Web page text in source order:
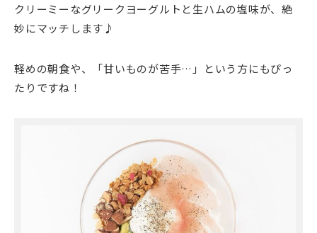
クリーミーなグリークヨーグルトと生ハムの塩味が、絶
妙にマッチします♪
軽めの朝食や、「甘いものが苦手…」という方にもぴっ
たりですね！